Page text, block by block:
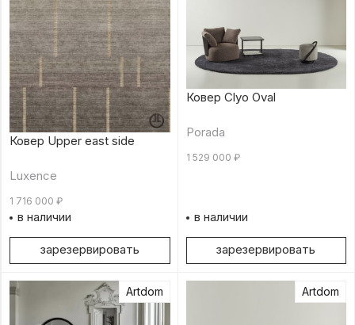
Ковер Upper east side
Luxence
1 716 000 ₽
в наличии
зарезервировать
Ковер Clyo Oval
Porada
1 529 000 ₽
в наличии
зарезервировать
Artdom Artdom